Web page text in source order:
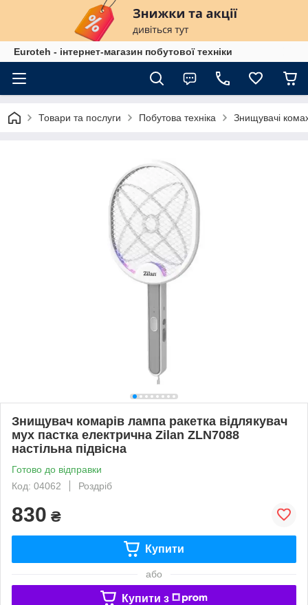
Euroteh - інтернет-магазин побутової техніки
Товари та послуги Побутова техніка Знищувачі
Знищувач комарів лампа ракетка відлякувач
мух пастка електрична Zilan ZLN7088
настільна підвісна
Готово до відправки
Код: 04062
Роздріб
830 ₴
Купити
або
Купити з